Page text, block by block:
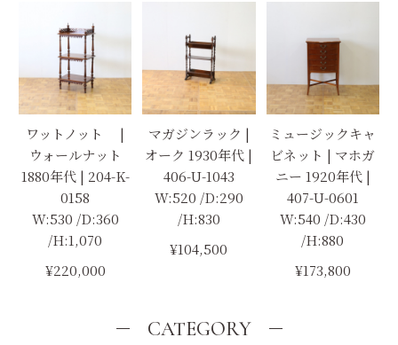
ワットノット |
ウォールナット
1880年代 | 204-K-
0158
W:530 /D:360
/H:1,070
¥220,000
マガジンラック |
オーク 1930年代 |
406-U-1043
W:520 /D:290
/H:830
¥104,500
ミュージックキャ
ビネット | マホガ
ニー 1920年代 |
407-U-0601
W:540 /D:430
/H:880
¥173,800
CATEGORY